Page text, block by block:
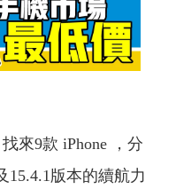
來9款 iPhone ，分
15.4.1版本的續航力